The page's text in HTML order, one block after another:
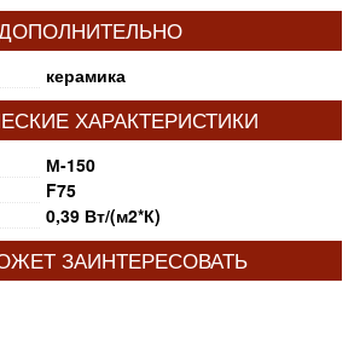
керамика
ХАРАКТЕРИСТИКИ
М-150
F75
0,39 Вт/(м2*К)
ЗАИНТЕРЕСОВАТЬ